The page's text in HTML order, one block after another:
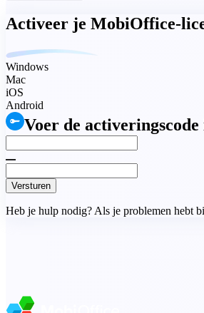
Activeer je MobiOffice-
Windows
Mac
iOS
Android
Voer de activeringscode
Versturen
Heb je hulp nodig? Als je problemen hebt